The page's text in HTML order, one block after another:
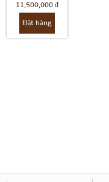
11,500,000 đ
Đặt hàng